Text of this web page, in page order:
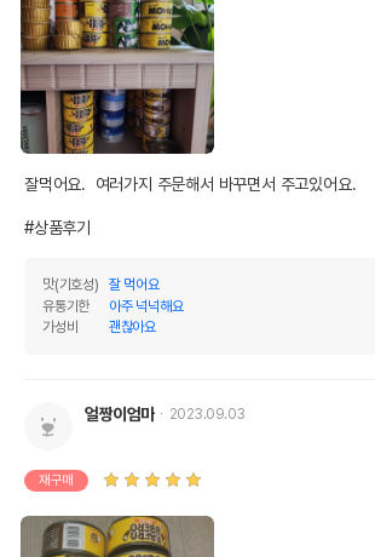
잘먹어요.  여러가지 주문해서 바꾸면서 주고있어요.
#상품후기
맛(기호성)
잘 먹어요
유통기한
아주 넉넉해요
가성비
괜찮아요
얼짱이엄마 2023.09.03
재구매